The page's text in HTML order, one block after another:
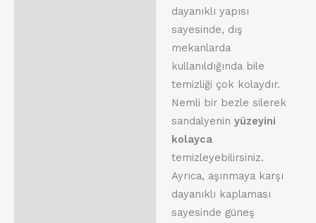
dayanıklı yapısı
sayesinde, dış
mekanlarda
kullanıldığında bile
temizliği çok kolaydır.
Nemli bir bezle silerek
sandalyenin yüzeyini
kolayca
temizleyebilirsiniz.
Ayrıca, aşınmaya karşı
dayanıklı kaplaması
sayesinde güneş